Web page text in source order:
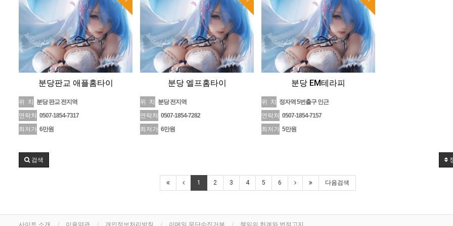
분당판교 애플홈타이
위 치
분당 판교 전지역
연락처 0507-1854-7317
최저가 6만원
분당 엘프홈타이
위 치
분당 전지역
연락처 0507-1854-7282
최저가 6만원
분당 EM테라피
위 치
정자역 5번출구 인근
연락처 0507-1854-7157
최저가 5만원
검색
1 2 3 4 5 6 다음검색